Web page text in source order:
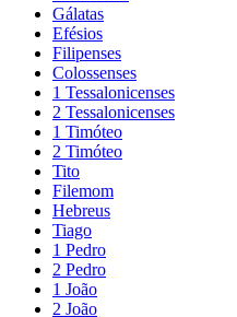
Gálatas
Efésios
Filipenses
Colossenses
1 Tessalonicenses
2 Tessalonicenses
1 Timóteo
2 Timóteo
Tito
Filemom
Hebreus
Tiago
1 Pedro
2 Pedro
1 João
2 João